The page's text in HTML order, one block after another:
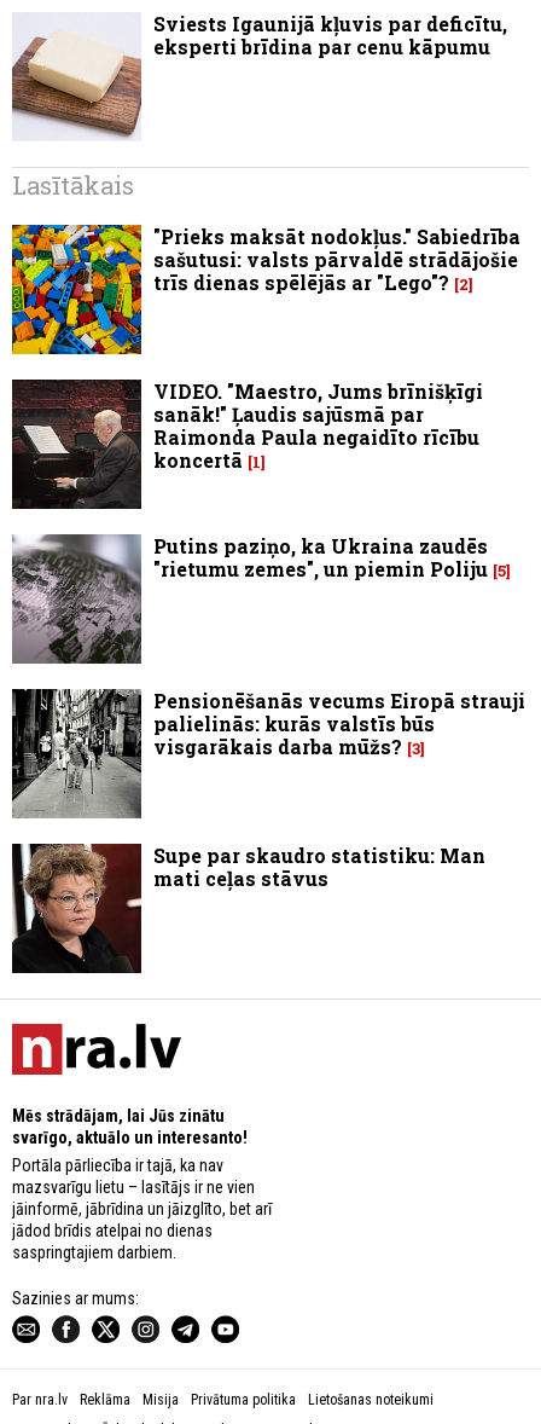
Sviests Igaunijā kļuvis par deficītu,
eksperti brīdina par cenu kāpumu
Lasītākais
"Prieks maksāt nodokļus." Sabiedrība
sašutusi: valsts pārvaldē strādājošie
trīs dienas spēlējās ar "Lego"?
2
VIDEO. "Maestro, Jums brīnišķīgi
sanāk!" Ļaudis sajūsmā par
Raimonda Paula negaidīto rīcību
koncertā
1
Putins paziņo, ka Ukraina zaudēs
"rietumu zemes", un piemin Poliju 5
Pensionēšanās vecums Eiropā strauji
palielinās: kurās valstīs būs
visgarākais darba mūžs? 3
Supe par skaudro statistiku: Man
mati ceļas stāvus
Mēs strādājam, lai Jūs zinātu
svarīgo, aktuālo un interesanto!
Portāla pārliecība ir tajā, ka nav
mazsvarīgu lietu – lasītājs ir ne vien
jāinformē, jābrīdina un jāizglīto, bet arī
jādod brīdis atelpai no dienas
saspringtajiem darbiem.
Sazinies ar mums:
Par nra.lv Reklāma Misija Privātuma politika
Lietošanas noteikumi